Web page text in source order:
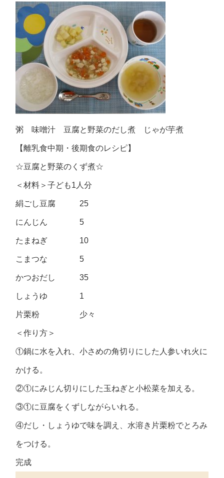
粥 味噌汁 豆腐と野菜のだし煮 じゃが芋煮
【離乳食中期・後期食のレシピ】
☆豆腐と野菜のくず煮☆
＜材料＞子ども1人分
絹ごし豆腐 25
にんじん 5
たまねぎ 10
こまつな 5
かつおだし 35
しょうゆ 1
片栗粉 少々
＜作り方＞
①鍋に水を入れ、小さめの角切りにした人参いれ火に
かける。
②①にみじん切りにした玉ねぎと小松菜を加える。
③①に豆腐をくずしながらいれる。
④だし・しょうゆで味を調え、水溶き片栗粉でとろみ
をつける。
完成